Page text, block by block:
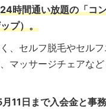
24時間通い放題の「コ
プ）。
、セルフ脱毛やセル
マッサージチェアな
11日まで入会金と事